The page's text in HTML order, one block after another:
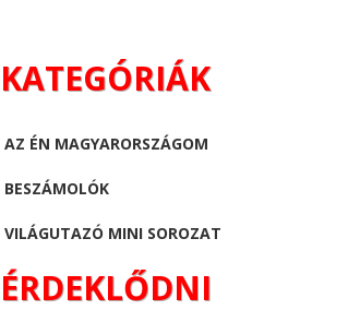
KATEGÓRIÁK
AZ ÉN MAGYARORSZÁGOM
BESZÁMOLÓK
VILÁGUTAZÓ MINI SOROZAT
ÉRDEKLŐDNI